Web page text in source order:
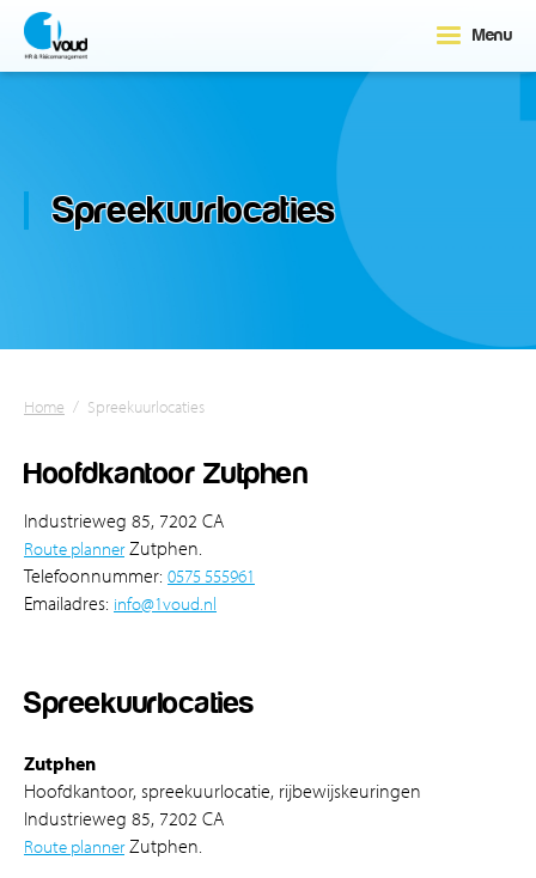
Menu
Spreekuurlocaties
Home / Spreekuurlocaties
Hoofdkantoor Zutphen
Industrieweg 85, 7202 CA
Route plannerZutphen.
Telefoonnummer: 0575 555961
Emailadres: info@1voud.nl
Spreekuurlocaties
Zutphen
Hoofdkantoor, spreekuurlocatie, rijbewijskeuringen
Industrieweg 85, 7202 CA
Route plannerZutphen.